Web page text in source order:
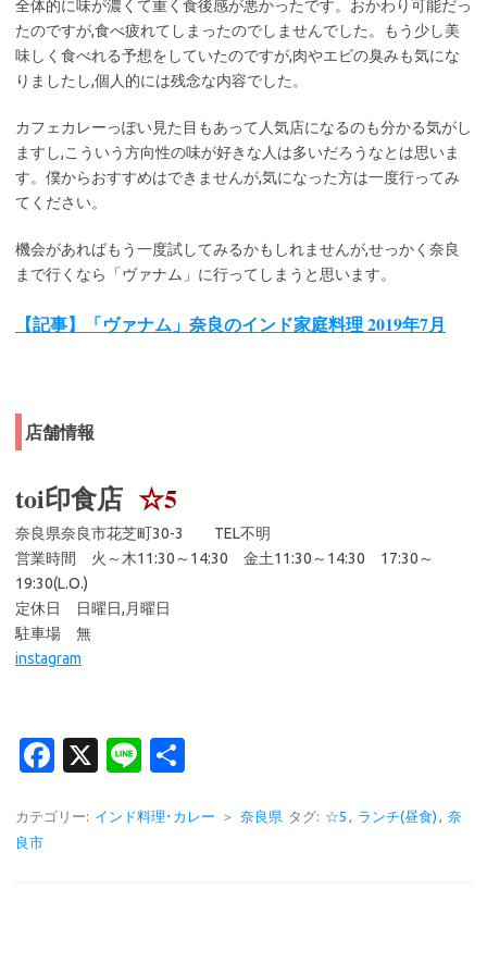
全体的に味が濃くて重く食後感が悪かったです。おかわり可能だっ
たのですが,食べ疲れてしまったのでしませんでした。もう少し美
味しく食べれる予想をしていたのですが,肉やエビの臭みも気にな
りましたし,個人的には残念な内容でした。
カフェカレーっぽい見た目もあって人気店になるのも分かる気がし
ますし,こういう方向性の味が好きな人は多いだろうなとは思いま
す。僕からおすすめはできませんが,気になった方は一度行ってみ
てください。
機会があればもう一度試してみるかもしれませんが,せっかく奈良
まで行くなら「ヴァナム」に行ってしまうと思います。
【記事】「ヴァナム」奈良のインド家庭料理 2019年7月
店舗情報
toi印食店 ☆5
奈良県奈良市花芝町30-3 TEL不明
営業時間 火～木11:30～14:30 金土11:30～14:30 17:30～
19:30(L.O.)
定休日 日曜日,月曜日
駐車場 無
instagram
Fa
e
X
Li
e
カテゴリー: インド料理･カレー ＞ 奈良県 タグ: ☆5 , ランチ(昼食) , 奈
良市